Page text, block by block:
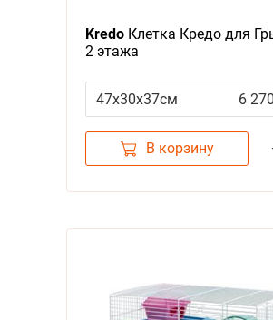
KredoКлетка Кредо для
2 этажа
47х30х37см 6
В корзину